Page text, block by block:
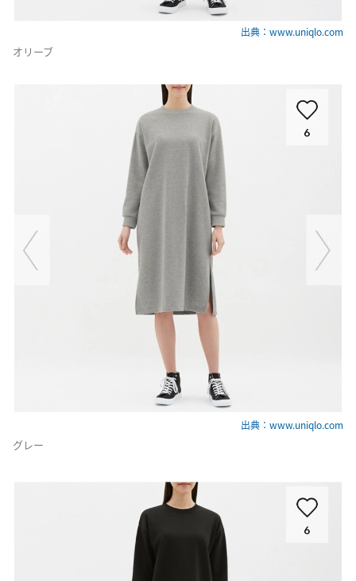
出典：www.uniqlo.com
オリーブ
出典：www.uniqlo.com
グレー